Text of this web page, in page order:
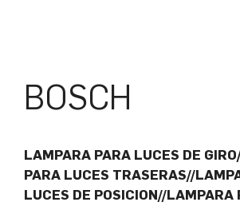
BOSCH
LAMPARA PARA LUCES DE
PARA LUCES TRASERAS//
LUCES DE POSICION//LAMPARA